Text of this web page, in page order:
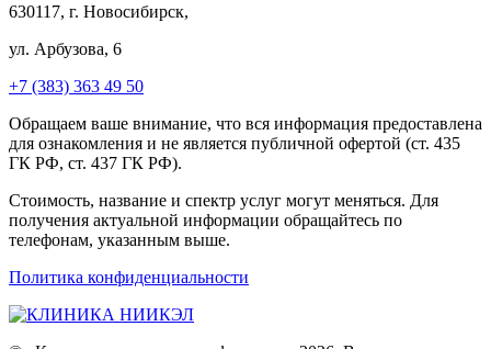
630117, г. Новосибирск,
ул. Арбузова, 6
+7 (383) 363 49 50
Обращаем ваше внимание, что вся информация предоставлена
для ознакомления и не является публичной офертой (ст. 435
ГК РФ, ст. 437 ГК РФ).
Стоимость, название и спектр услуг могут меняться. Для
получения актуальной информации обращайтесь по
телефонам, указанным выше.
Политика конфиденциальности